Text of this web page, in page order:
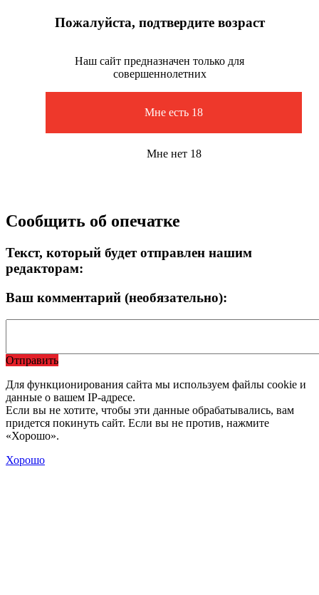
Пожалуйста, подтвердите возраст
Наш сайт предназначен только для
совершеннолетних
Мне есть 18
Мне нет 18
Сообщить об опечатке
Текст, который будет отправлен нашим
редакторам:
Ваш комментарий (необязательно):
Отправить
Для функционирования сайта мы используем файлы cookie и
данные о вашем IP-адресе.
Если вы не хотите, чтобы эти данные обрабатывались, вам
придется покинуть сайт. Если вы не против, нажмите
«Хорошо».
Хорошо